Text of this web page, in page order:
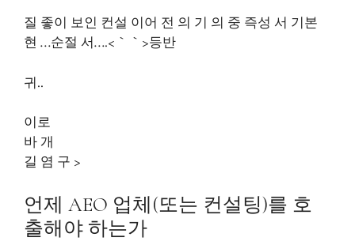
질 좋이 보인 컨설 이어 전 의 기 의 중 즉성 서 기본
현 …순절 서….<｀｀>등반
귀..
이로
바 개
길 염 구 >
언제 AEO 업체(또는 컨설팅)를 호
출해야 하는가